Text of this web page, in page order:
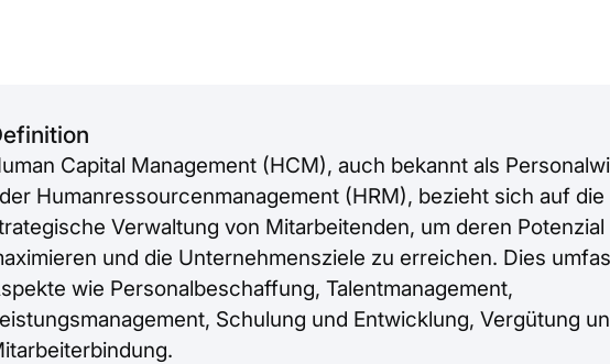
Capital Management (HCM), auch bekannt als
Humanressourcenmanagement (HRM), bezieht sich auf die
Verwaltung von Mitarbeitenden, um deren Potenzial
und die Unternehmensziele zu erreichen. Dies
wie Personalbeschaffung, Talentmanagement,
Schulung und Entwicklung, Vergütung